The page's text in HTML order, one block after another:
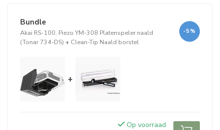
Bundle
Akai RS-100, Piezo YM-308 Platenspeler naald
(Tonar 734-DS) + Clean-Tip Naald borstel
-5%
+
Op voorraad